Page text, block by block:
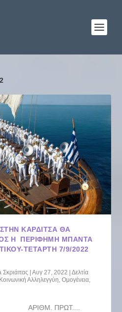
ΚΑΡΔΊΤΣΑ ΘΑ
Η ΠΕΡΊΦΗΜΗ ΜΠΆΝΤΑ
ΤΕΤΆΡΤΗ 7/9/2022
Σκριάπας |Αυγ 27, 2022 |Δελτία
Κοινωνική Αλληλεγγύη ,Ομογένεια